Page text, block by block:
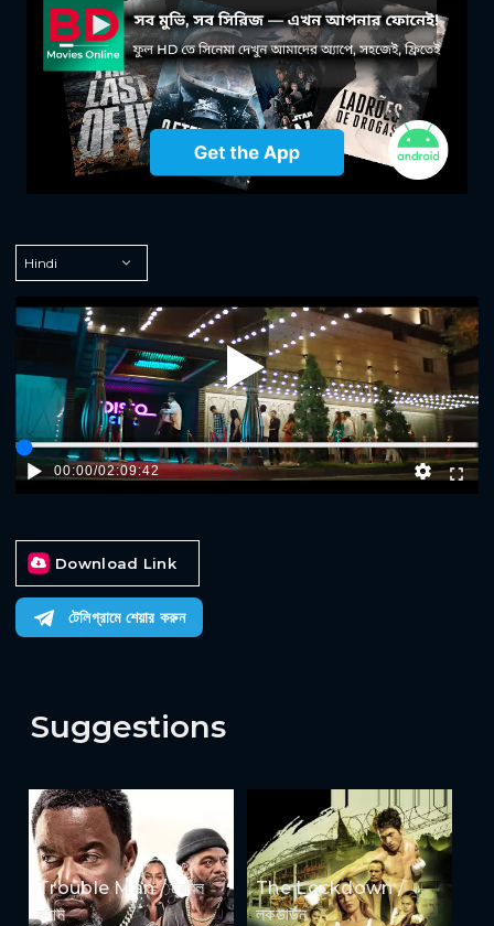
Play
00:00/02:09:42
Download Link
টেলিগ্রামে শেয়ার করুন
Suggestions
Trouble Man / ট্রাবল
ম্যান
The Lockdown /
লকডাউন